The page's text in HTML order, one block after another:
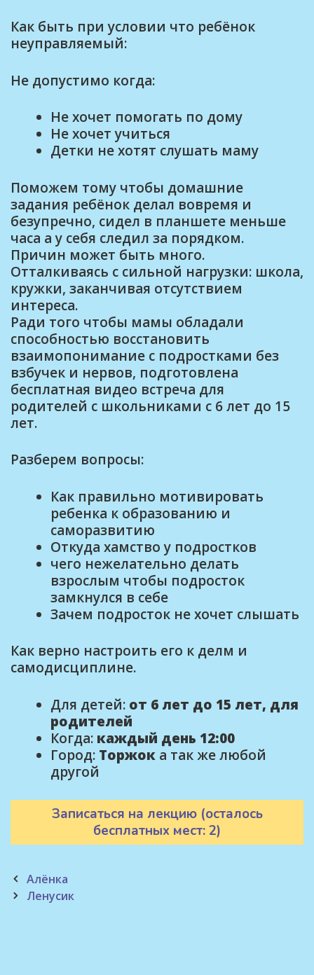
Как быть при условии что ребёнок
неуправляемый:
Не допустимо когда:
Не хочет помогать по дому
Не хочет учиться
Детки не хотят слушать маму
Поможем тому чтобы домашние
задания ребёнок делал вовремя и
безупречно, сидел в планшете меньше
часа а у себя следил за порядком.
Причин может быть много.
Отталкиваясь с сильной нагрузки: школа,
кружки, заканчивая отсутствием
интереса.
Ради того чтобы мамы обладали
способностью восстановить
взаимопонимание с подростками без
взбучек и нервов, подготовлена
бесплатная видео встреча для
родителей с школьниками с 6 лет до 15
лет.
Разберем вопросы:
Как правильно мотивировать
ребенка к образованию и
саморазвитию
Откуда хамство у подростков
чего нежелательно делать
взрослым чтобы подросток
замкнулся в себе
Зачем подросток не хочет слышать
Как верно настроить его к делм и
самодисциплине.
Для детей: от 6 лет до 15 лет, для
родителей
Когда: каждый день 12:00
Город: Торжок а так же любой
другой
Записаться на лекцию (осталось
бесплатных мест: 2)
Post
navigation
Алёнка
Ленусик